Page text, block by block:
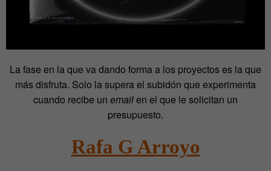
La fase en la que va dando forma a los proyectos es la que
más disfruta. Solo la supera el subidón que experimenta
cuando recibe un emailen el que le solicitan un
presupuesto.
Rafa G Arroyo